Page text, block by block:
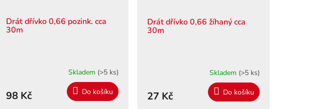
Drát dřívko 0,66 pozink. cca
30m
Skladem (>5 ks)
98 Kč Do košíku
Drát dřívko 0,66 žíhaný cca
30m
Skladem (>5 ks)
27 Kč Do košíku